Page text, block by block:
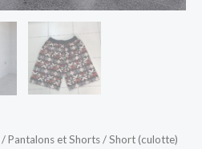
/Pantalons et Shorts/ Short (culotte)